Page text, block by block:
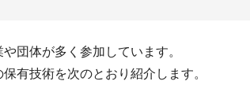
団体が多く参加しています。
有技術を次のとおり紹介します。